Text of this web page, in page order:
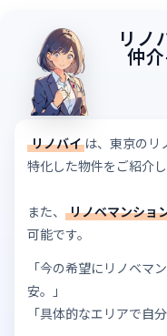
リノ
仲
リノバイ は、東京のリ
特化した物件をご紹介し
また、 リノベマンショ
可能です。
「今の希望にリノベマ
安。」
「具体的なエリアで自